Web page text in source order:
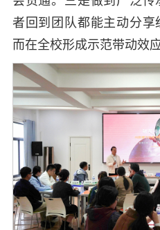
者回到团队都能主动分
而在全校形成示范带动效应